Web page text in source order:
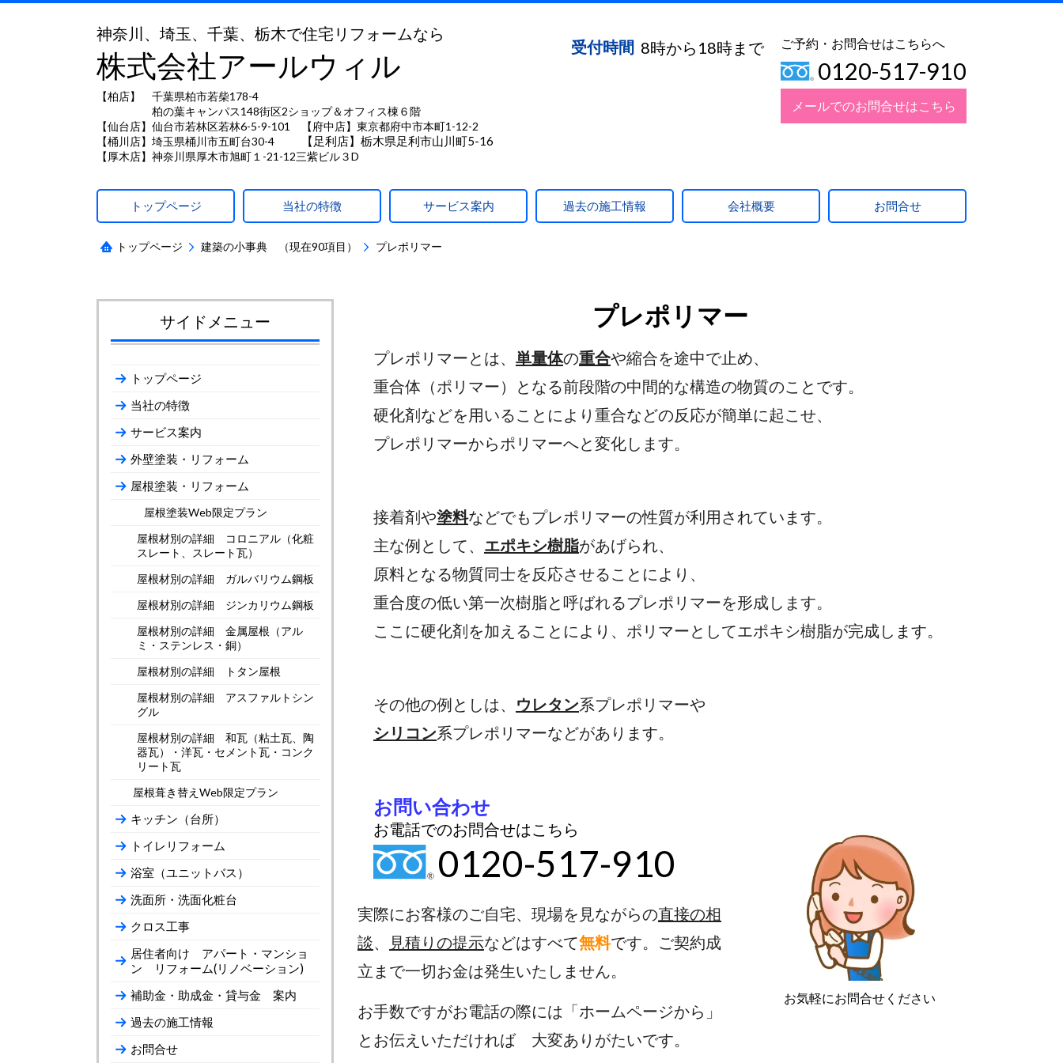
神奈川、埼玉、千葉、栃木で住宅リフォームなら
株式会社アールウィル
【柏店】 千葉県柏市若柴178-4
柏の葉キャンパス148街区2ショップ＆オフィス棟６階
【仙台店】仙台市若林区若林6-5-9-101 【府中店】東京都府中市本町1-12-2
【桶川店】埼玉県桶川市五町台30-4
【足利店】栃木県足利市山川町5-16
【厚木店】神奈川県厚木市旭町１-21-12三紫ビル３D
受付時間 8時から18時まで ご予約・お問合せはこちらへ
0120-517-910
メールでのお問合せはこちら
トップページ 当社の特徴 サービス案内 過去の施工情報 会社概要 お問合せ
トップページ 建築の小事典 （現在90項目） プレポリマー
プレポリマー
プレポリマーとは、 単量体の重合や縮合を途中で止め、
重合体（ポリマー）となる前段階の中間的な構造の物質のことです。
硬化剤などを用いることにより重合などの反応が簡単に起こせ、
プレポリマーからポリマーへと変化します。
接着剤や塗料などでもプレポリマーの性質が利用されています。
主な例として、 エポキシ樹脂があげられ、
原料となる物質同士を反応させることにより、
重合度の低い第一次樹脂と呼ばれるプレポリマーを形成します。
ここに硬化剤を加えることにより、ポリマーとしてエポキシ樹脂が完成します。
その他の例としは、 ウレタン系プレポリマーや
シリコン系プレポリマーなどがあります。
お問い合わせ
お気軽にお問合せください
お電話でのお問合せはこちら
0120-517-910
実際にお客様のご自宅、現場を見ながらの直接の相
談
見積りの提示などはすべて無料です。ご契約成
立まで一切お金は発生いたしません。
お手数ですがお電話の際には「ホームページから」
とお伝えいただければ 大変ありがたいです。
サイドメニュー
トップページ
当社の特徴
サービス案内
外壁塗装・リフォーム
屋根塗装・リフォーム
屋根塗装Web限定プラン
屋根材別の詳細 コロニアル（化粧
スレート、スレート瓦）
屋根材別の詳細 ガルバリウム鋼板
屋根材別の詳細 ジンカリウム鋼板
屋根材別の詳細 金属屋根（アル
ミ・ステンレス・銅）
屋根材別の詳細 トタン屋根
屋根材別の詳細 アスファルトシン
グル
屋根材別の詳細 和瓦（粘土瓦、陶
器瓦）・洋瓦・セメント瓦・コンク
リート瓦
屋根葺き替えWeb限定プラン
キッチン（台所）
トイレリフォーム
浴室（ユニットバス）
洗面所・洗面化粧台
クロス工事
居住者向け アパート・マンショ
ン リフォーム(リノベーション)
補助金・助成金・貸与金 案内
過去の施工情報
お問合せ